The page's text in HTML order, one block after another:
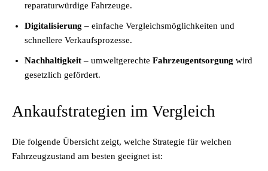
reparaturwürdige Fahrzeuge.
Digitalisierung – einfache Vergleichsmöglichkeiten und
schnellere Verkaufsprozesse.
Nachhaltigkeit – umweltgerechte Fahrzeugentsorgung wird
gesetzlich gefördert.
Ankaufstrategien im Vergleich
Die folgende Übersicht zeigt, welche Strategie für welchen
Fahrzeugzustand am besten geeignet ist: